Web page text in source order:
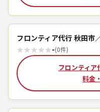
フロンティア代行 秋田市
★★★★★-(0件)
フロンティア
料金